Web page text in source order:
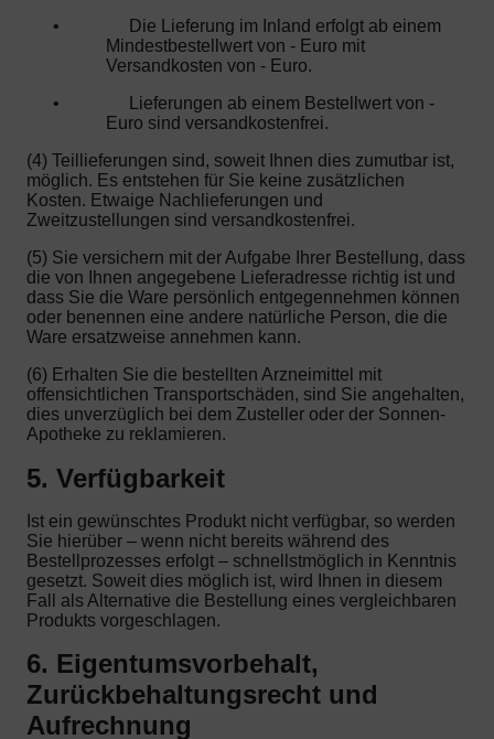
•
Die Lieferung im Inland erfolgt ab einem
Mindestbestellwert von - Euro mit
Versandkosten von - Euro.
•
Lieferungen ab einem Bestellwert von -
Euro sind versandkostenfrei.
(4) Teillieferungen sind, soweit Ihnen dies zumutbar ist,
möglich. Es entstehen für Sie keine zusätzlichen
Kosten. Etwaige Nachlieferungen und
Zweitzustellungen sind versandkostenfrei.
(5) Sie versichern mit der Aufgabe Ihrer Bestellung, dass
die von Ihnen angegebene Lieferadresse richtig ist und
dass Sie die Ware persönlich entgegennehmen können
oder benennen eine andere natürliche Person, die die
Ware ersatzweise annehmen kann.
(6) Erhalten Sie die bestellten Arzneimittel mit
offensichtlichen Transportschäden, sind Sie angehalten,
dies unverzüglich bei dem Zusteller oder der Sonnen-
Apotheke zu reklamieren.
5. Verfügbarkeit
Ist ein gewünschtes Produkt nicht verfügbar, so werden
Sie hierüber – wenn nicht bereits während des
Bestellprozesses erfolgt – schnellstmöglich in Kenntnis
gesetzt. Soweit dies möglich ist, wird Ihnen in diesem
Fall als Alternative die Bestellung eines vergleichbaren
Produkts vorgeschlagen.
6. Eigentumsvorbehalt,
Zurückbehaltungsrecht und
Aufrechnung